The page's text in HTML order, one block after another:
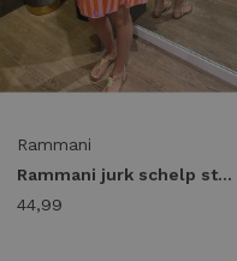
Rammani
Rammani jurk schelp streep 41866 Jurk oranje/roze
44,99